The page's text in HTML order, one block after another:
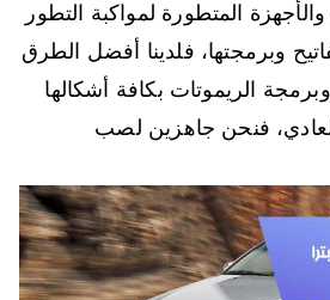
المتطورة لمواكبة التطور
وبرمجتها، فلدينا أفضل الطرق
الريموتات بكافة أشكالها
العادي، فنحن جاهزين لصب